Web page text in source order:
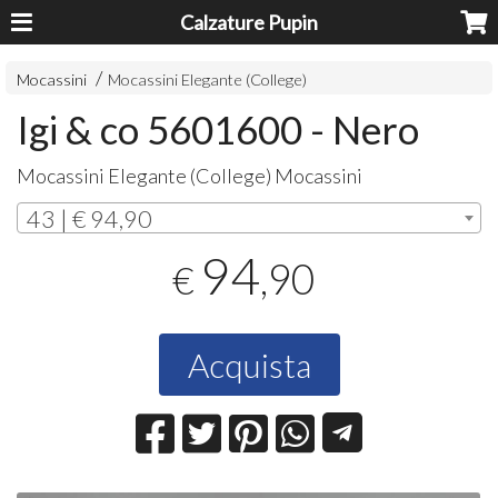
Calzature Pupin
Mocassini Mocassini Elegante (College)
Igi & co 5601600 - Nero
Mocassini Elegante (College) Mocassini
43 | € 94,90
€ 94,90
Acquista